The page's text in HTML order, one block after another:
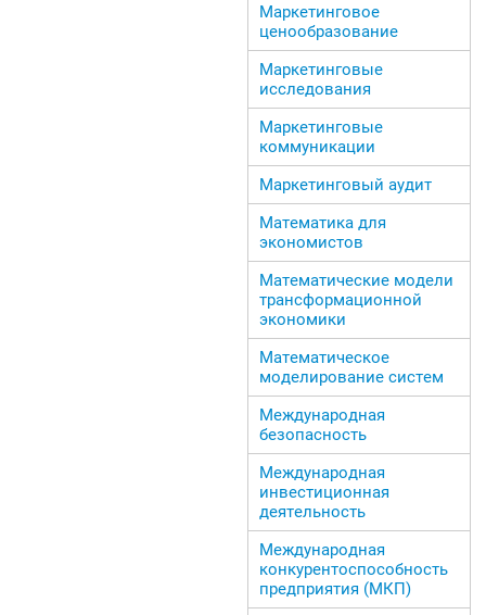
Маркетинговое
ценообразование
Маркетинговые
исследования
Маркетинговые
коммуникации
Маркетинговый аудит
Математика для
экономистов
Математические модели
трансформационной
экономики
Математическое
моделирование систем
Международная
безопасность
Международная
инвестиционная
деятельность
Международная
конкурентоспособность
предприятия (МКП)